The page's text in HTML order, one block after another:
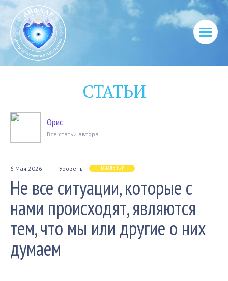
СТАТЬИ
Орис
Вcе статьи автора...
6 Мая 2026 Уровень НАЧАЛЬНЫЙ
Не все ситуации, которые с
нами происходят, являются
тем, что мы или другие о них
думаем